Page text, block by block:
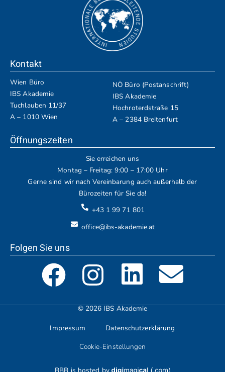
Kontakt
Wien Büro
IBS Akademie
Tuchlauben 11/37
A – 1010 Wien
NÖ Büro (Postanschrift)
IBS Akademie
Hochroterdstraße 15
A – 2384 Breitenfurt
Öffnungszeiten
Sie erreichen uns
Montag – Freitag: 9:00 – 17:00 Uhr
Gerne sind wir nach Vereinbarung auch außerhalb der
Bürozeiten für Sie da!
+43 1 99 71 801
office@ibs-akademie.at
Folgen Sie uns
© 2026 IBS Akademie
Impressum
Datenschutzerklärung
Cookie-Einstellungen